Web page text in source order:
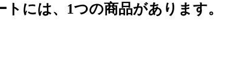
には、1つの商品があります。